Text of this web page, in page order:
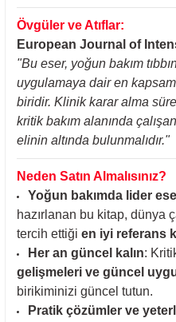
Övgüler ve Atıflar:
European Journal of
"Bu eser, yoğun bakım
uygulamaya dair en
biridir. Klinik karar alma
kritik bakım alanında
elinin altında bulunmalıdır."
Neden Satın Almalısınız?
Yoğun bakımda lider
hazırlanan bu kitap, dünya
tercih ettiği en iyi referans
Her an güncel kalın:
gelişmeleri ve güncel
birikiminizi güncel tutun.
Pratik çözümler ve